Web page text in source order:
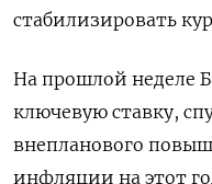
стабилизировать
На прошлой неделе
ключевую ставку,
внепланового
инфляции на этот